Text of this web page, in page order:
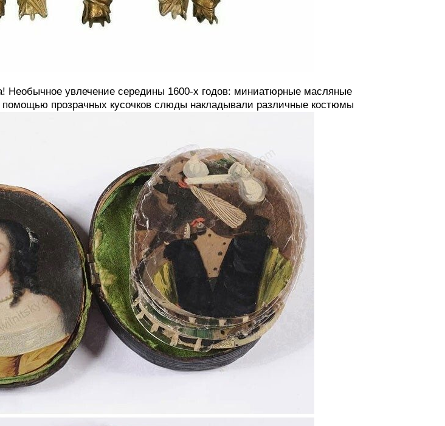
Необычное увлечение середины 1600-х годов: миниатюрные масляные
помощью прозрачных кусочков слюды накладывали различные костюмы